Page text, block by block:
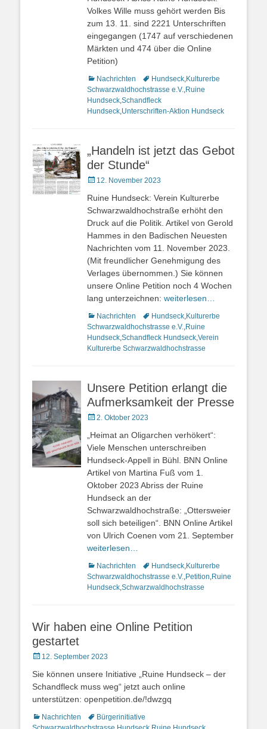
Volkes Wille muss gehört werden Bis
zum 13. 11. sind 2221 Unterschriften
eingegangen (1747 auf verschiedenen
Märkten und 474 über die Online
Petition)
Kategorien
Nachrichten Schlagworte
Hundseck,Kulturerbe
Schwarzwaldhochstrasse e.V.,Ruine
Hundseck,Schandfleck
Hundseck,Unterschriften-Aktion Hundseck
„Handeln ist jetzt das Gebot
der Stunde“
Veröffentlicht
12. November 2023
Ruine Hundseck: Verein Kulturerbe
Schwarzwaldhochstraße erhöht den
Druck auf die Politik. Artikel von Gerold
Hammes in den Badischen Neuesten
Nachrichten vom 11. November 2023.
(Mit freundlicher Genehmigung des
Verlages übernommen.) Sie können
unsere Online Petition noch 4 Wochen
lang unterzeichnen: weiterlesen…
Kategorien
Nachrichten Schlagworte
Hundseck,Kulturerbe
Schwarzwaldhochstrasse e.V.,Ruine
Hundseck,Schandfleck Hundseck,Verein
Kulturerbe Schwarzwaldhochstrasse
Unsere Petition erlangt die
Aufmerksamkeit der Presse
Veröffentlicht
2. Oktober 2023
„Heimat an Oligarchen verhökert“:
Viele Menschen unterschreiben
Hundseck-Appell in Bühl. BNN Online
Artikel von Martina Fuß vom 1.
Oktober 2023 Abriss der Ruine
Hundseck an der
Schwarzwaldhochstraße: „Ottersweier
soll sich beteiligen“. BNN Online Artikel
von Ulrich Coenen vom 21. September
weiterlesen…
Kategorien
Nachrichten Schlagworte
Hundseck,Kulturerbe
Schwarzwaldhochstrasse e.V.,Petition,Ruine
Hundseck,Schwarzwaldhochstrasse
Wir haben eine Online Petition
gestartet
Veröffentlicht
12. September 2023
Sie können unsere Initiative „Ruine Hundseck – der
Schandfleck muss weg“ jetzt auch online
unterstützen: openpetition.de/!dwzgq
Kategorien
Nachrichten Schlagworte
Bürgerinitiative